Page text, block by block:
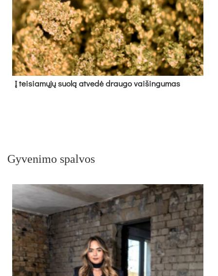
Į tei­sia­mų­jų suo­lą at­ve­dė drau­go vai­šin­gu­mas
Gyvenimo spalvos